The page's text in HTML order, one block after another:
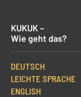
KUKUK –
Wie geht das?
DEUTSCH
LEICHTE SPRACHE
ENGLISH